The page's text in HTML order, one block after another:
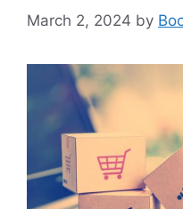
March 2, 2024 by